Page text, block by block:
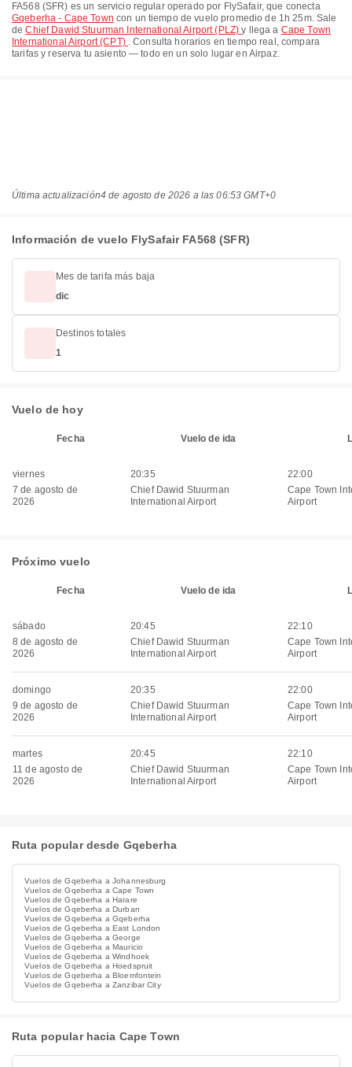
FA568 (SFR) es un servicio regular operado por FlySafair, que conecta
Gqeberha - Cape Town con un tiempo de vuelo promedio de 1h 25m. Sale
deChief Dawid Stuurman International Airport (PLZ)y llega a Cape Town
International Airport (CPT) . Consulta horarios en tiempo real, compara
tarifas y reserva tu asiento — todo en un solo lugar en Airpaz.
Última actualización4 de agosto de 2026 a las 06:53 GMT+0
Información de vuelo FlySafair FA568 (SFR)
Mes de tarifa más baja
dic
Destinos totales
1
Vuelo de hoy
Fecha Vuelo de ida
viernes
7 de agosto de
2026
20:35
Chief Dawid Stuurman
International Airport
22:00
Cape Town
Airport
Próximo vuelo
Fecha Vuelo de ida
sábado
8 de agosto de
2026
20:45
Chief Dawid Stuurman
International Airport
22:10
Cape Town
Airport
domingo
9 de agosto de
2026
20:35
Chief Dawid Stuurman
International Airport
22:00
Cape Town
Airport
martes
11 de agosto de
2026
20:45
Chief Dawid Stuurman
International Airport
22:10
Cape Town
Airport
Ruta popular desde Gqeberha
Vuelos de Gqeberha a Johannesburg
Vuelos de Gqeberha a Cape Town
Vuelos de Gqeberha a Harare
Vuelos de Gqeberha a Durban
Vuelos de Gqeberha a Gqeberha
Vuelos de Gqeberha a East London
Vuelos de Gqeberha a George
Vuelos de Gqeberha a Mauricio
Vuelos de Gqeberha a Windhoek
Vuelos de Gqeberha a Hoedspruit
Vuelos de Gqeberha a Bloemfontein
Vuelos de Gqeberha a Zanzibar City
Ruta popular hacia Cape Town